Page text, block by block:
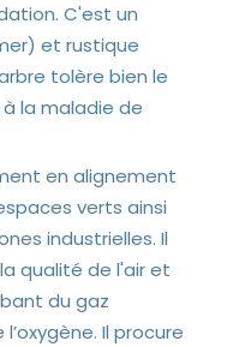
C'est un
et rustique
tolère bien le
la maladie de
en alignement
verts ainsi
industrielles. Il
qualité de l'air et
du gaz
Il procure